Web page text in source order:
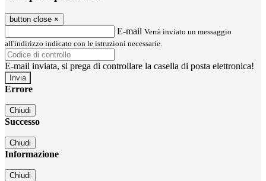
button close ×
E-mail Verrà inviato un messaggio
all'indirizzo indicato con le istruzioni necessarie.
E-mail inviata, si prega di controllare la casella di posta elettronica!
Errore
Chiudi
Successo
Chiudi
Informazione
Chiudi